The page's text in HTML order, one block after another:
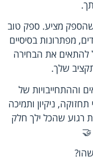
שהספק מציע. ספק טוב
מפתרונות בסיסיים
להתאים את הבחירה
שלך.
וההתחייבויות של
ניקיון ותמיכה
רגוע שהכל ילך חלק
🤝